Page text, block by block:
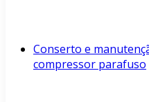
Conserto e
compressor parafuso